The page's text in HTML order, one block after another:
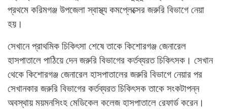
প্রথমে করিমগঞ্জ উপজেলা স্বাস্থ্য কমপ্লেক্সের জরুরি বিভাগে নেয়া
হয়।
সেখানে প্রাথমিক চিকিৎসা শেষে তাকে কিশোরগঞ্জ জেনারেল
হাসপাতালে পাঠিয়ে দেন জরুরি বিভাগের কর্তব্যরত চিকিৎসক। সেখান
থেকে কিশোরগঞ্জ জেনারেল হাসপাতালের জরুরি বিভাগে নেয়ার পর
সেখানকার জরুরি বিভাগের কর্তব্যরত চিকিৎসক তাকে সংকটাপন্ন
অবস্থায় ময়মনসিংহ মেডিকেল কলেজ হাসপাতালে রেফার্ড করেন।